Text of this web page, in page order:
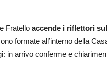
Fratello accende i riflettori
formate all’interno della
in arrivo conferme e